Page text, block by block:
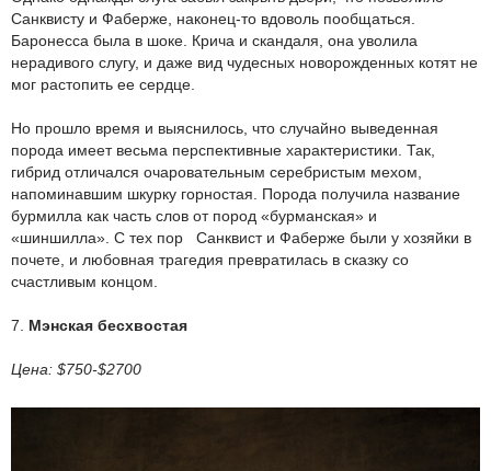
Санквисту и Фаберже, наконец-то вдоволь пообщаться.
Баронесса была в шоке. Крича и скандаля, она уволила
нерадивого слугу, и даже вид чудесных новорожденных котят не
мог растопить ее сердце.
Но прошло время и выяснилось, что случайно выведенная
порода имеет весьма перспективные характеристики. Так,
гибрид отличался очаровательным серебристым мехом,
напоминавшим шкурку горностая. Порода получила название
бурмилла как часть слов от пород «бурманская» и
«шиншилла». С тех пор Санквист и Фаберже были у хозяйки в
почете, и любовная трагедия превратилась в сказку со
счастливым концом.
7. Мэнская бесхвостая
Цена: $750-$2700